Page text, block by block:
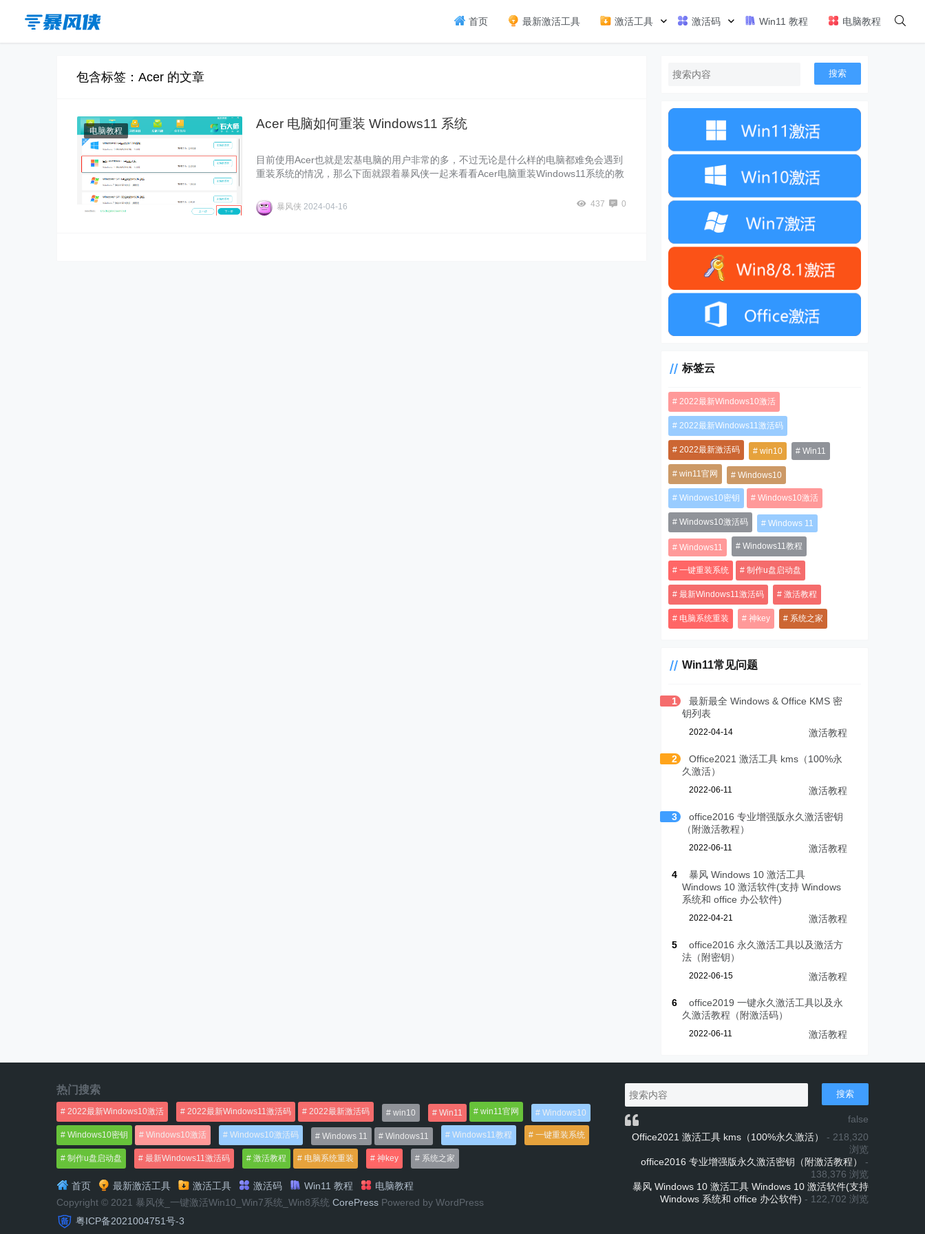
首页 最新激活工具 激活工具 激活码 Win11 教程 电脑教程
包含标签：Acer 的文章
电脑教程 Acer 电脑如何重装 Windows11 系统
目前使用Acer也就是宏基电脑的用户非常的多，不过无论是什么样的电脑都难免会遇到
重装系统的情况，那么下面就跟着暴风侠一起来看看Acer电脑重装Windows11系统的教
暴风侠 2024-04-16 437 0
搜索
标签云
2022最新Windows10激活
2022最新Windows11激活码
2022最新激活码 win10 Win11
win11官网 Windows10
Windows10密钥 Windows10激活
Windows10激活码 Windows 11
Windows11 Windows11教程
一键重装系统 制作u盘启动盘
最新Windows11激活码 激活教程
电脑系统重装 神key 系统之家
Win11常见问题
1
最新最全 Windows & Office KMS 密
钥列表
2022-04-14 激活教程
2
Office2021 激活工具 kms（100%永
久激活）
2022-06-11 激活教程
3
office2016 专业增强版永久激活密钥
（附激活教程）
2022-06-11 激活教程
4
暴风 Windows 10 激活工具
Windows 10 激活软件(支持 Windows
系统和 office 办公软件)
2022-04-21 激活教程
5
office2016 永久激活工具以及激活方
法（附密钥）
2022-06-15 激活教程
6
office2019 一键永久激活工具以及永
久激活教程（附激活码）
2022-06-11 激活教程
热门搜索
2022最新Windows10激活 2022最新Windows11激活码 2022最新激活码 win10 Win11 win11官网 Windows10
Windows10密钥 Windows10激活 Windows10激活码 Windows 11 Windows11 Windows11教程 一键重装系统
制作u盘启动盘 最新Windows11激活码 激活教程 电脑系统重装 神key 系统之家
首页 最新激活工具 激活工具 激活码 Win11 教程
电脑教程
Copyright © 2021 暴风侠_一键激活Win10_Win7系统_Win8系统 CorePress Powered by WordPress
粤ICP备2021004751号-3
搜索
false
Office2021 激活工具 kms（100%永久激活）
- 218,320
浏览
office2016 专业增强版永久激活密钥（附激活教程）
-
138,376 浏览
暴风 Windows 10 激活工具 Windows 10 激活软件(支持
Windows 系统和 office 办公软件) - 122,702 浏览